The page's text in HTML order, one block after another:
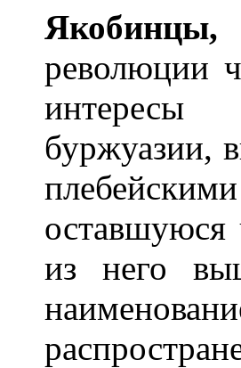
Якобинцы,
революции
интересы
буржуазии,
оставшуюся
из него